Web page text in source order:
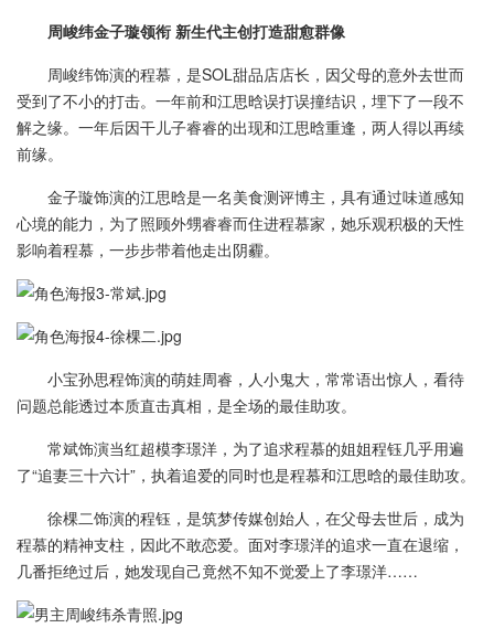
周峻纬金子璇领衔 新生代主创打造甜愈群像
周峻纬饰演的程慕，是SOL甜品店店长，因父母的意外去世而
受到了不小的打击。一年前和江思晗误打误撞结识，埋下了一段不
解之缘。一年后因干儿子睿睿的出现和江思晗重逢，两人得以再续
前缘。
金子璇饰演的江思晗是一名美食测评博主，具有通过味道感知
心境的能力，为了照顾外甥睿睿而住进程慕家，她乐观积极的天性
影响着程慕，一步步带着他走出阴霾。
小宝孙思程饰演的萌娃周睿，人小鬼大，常常语出惊人，看待
问题总能透过本质直击真相，是全场的最佳助攻。
常斌饰演当红超模李璟洋，为了追求程慕的姐姐程钰几乎用遍
了“追妻三十六计”，执着追爱的同时也是程慕和江思晗的最佳助攻。
徐棵二饰演的程钰，是筑梦传媒创始人，在父母去世后，成为
程慕的精神支柱，因此不敢恋爱。面对李璟洋的追求一直在退缩，
几番拒绝过后，她发现自己竟然不知不觉爱上了李璟洋……